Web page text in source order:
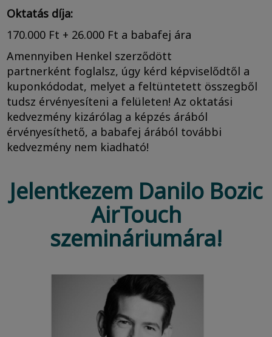
Oktatás díja:
170.000 Ft + 26.000 Ft a babafej ára
Amennyiben Henkel szerződött
partnerként foglalsz, úgy kérd képviselődtől a
kuponkódodat, melyet a feltüntetett összegből
tudsz érvényesíteni a felületen! Az oktatási
kedvezmény kizárólag a képzés árából
érvényesíthető, a babafej árából további
kedvezmény nem kiadható!
Jelentkezem Danilo Bozic
AirTouch
szemináriumára!